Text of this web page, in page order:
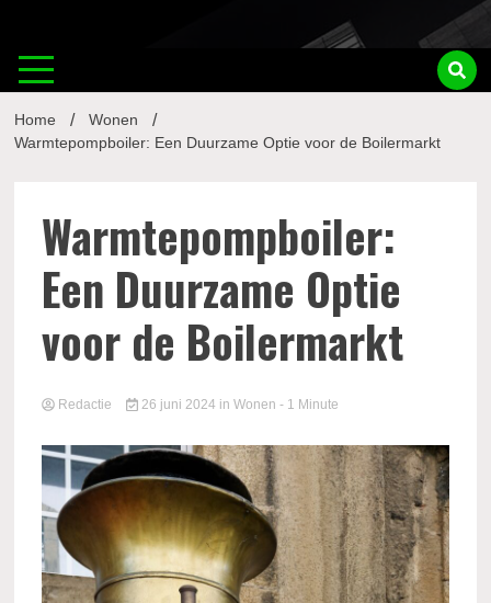
Home
Wonen
Warmtepompboiler: Een Duurzame Optie voor de Boilermarkt
Warmtepompboiler:
Een Duurzame Optie
voor de Boilermarkt
Redactie 26 juni 2024 in Wonen - 1 Minute